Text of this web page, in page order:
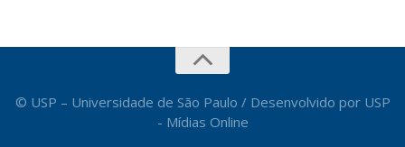
© USP – Universidade de São Paulo / Desenvolvido por USP
- Mídias Online